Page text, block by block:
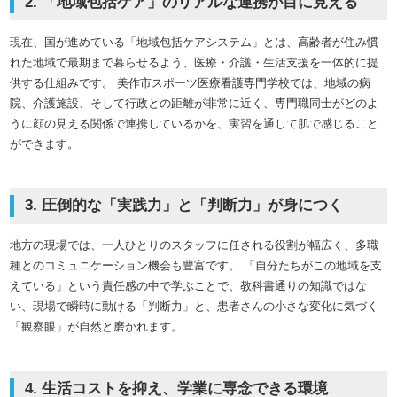
現在、国が進めている「地域包括ケアシステム」とは、高齢者が住み慣
れた地域で最期まで暮らせるよう、医療・介護・生活支援を一体的に提
供する仕組みです。 美作市スポーツ医療看護専門学校では、地域の病
院、介護施設、そして行政との距離が非常に近く、専門職同士がどのよ
うに顔の見える関係で連携しているかを、実習を通して肌で感じること
ができます。
3. 圧倒的な「実践力」と「判断力」が身につく
地方の現場では、一人ひとりのスタッフに任される役割が幅広く、多職
種とのコミュニケーション機会も豊富です。 「自分たちがこの地域を支
えている」という責任感の中で学ぶことで、教科書通りの知識ではな
い、現場で瞬時に動ける「判断力」と、患者さんの小さな変化に気づく
「観察眼」が自然と磨かれます。
4. 生活コストを抑え、学業に専念できる環境